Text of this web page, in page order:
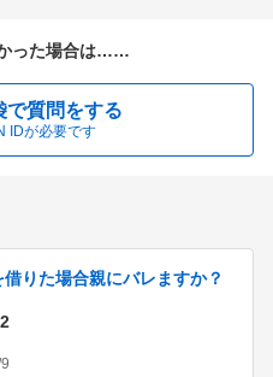
った場合は……
質問をする
IDが必要です
りた場合親にバレますか？